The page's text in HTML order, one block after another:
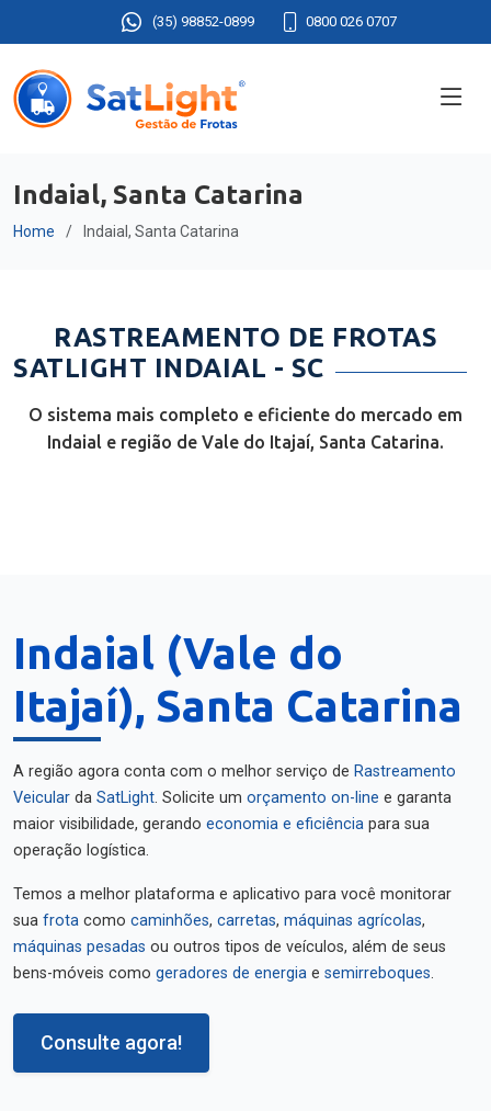
(35) 98852-0899 0800 026 0707
Indaial, Santa Catarina
Home Indaial, Santa Catarina
RASTREAMENTO DE FROTAS
SATLIGHT INDAIAL - SC
O sistema mais completo e eficiente do mercado em
Indaial e região de Vale do Itajaí, Santa Catarina.
Indaial (Vale do
Itajaí), Santa Catarina
A região agora conta com o melhor serviço de Rastreamento
Veicular da SatLight. Solicite um orçamento on-line e garanta
maior visibilidade, gerando economia e eficiência para sua
operação logística.
Temos a melhor plataforma e aplicativo para você monitorar
sua frota como caminhões, carretas, máquinas agrícolas,
máquinas pesadas ou outros tipos de veículos, além de seus
bens-móveis como geradores de energia e semirreboques.
Consulte agora!